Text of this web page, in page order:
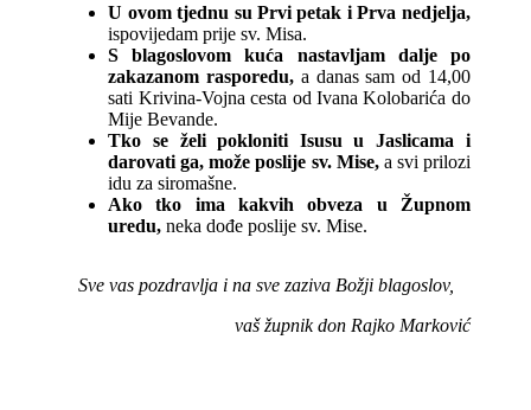
U ovom tjednu su Prvi petak i Prva nedjelja,
ispovijedam prije sv. Misa.
S blagoslovom kuća nastavljam dalje po
zakazanom rasporedu,a danas sam od 14,00
sati Krivina-Vojna cesta od Ivana Kolobarića do
Mije Bevande.
Tko se želi pokloniti Isusu u Jaslicama i
darovati ga, može poslije sv. Mise,a svi prilozi
idu za siromašne.
Ako tko ima kakvih obveza u Župnom
uredu, neka dođe poslije sv. Mise.
Sve vas pozdravlja i na sve zaziva Božji blagoslov,
vaš župnik don Rajko Marković